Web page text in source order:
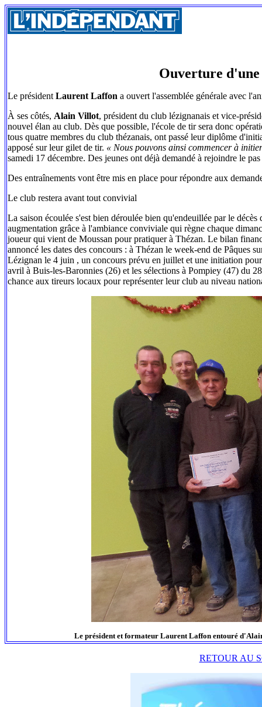
Ouverture
Le président Laurent Laffon a ouvert l'assemblée générale avec
À ses côtés, Alain Villot, président du club lézignanais et vice-
nouvel élan au club. Dès que possible, l'école de tir sera donc
tous quatre membres du club thézanais, ont passé leur diplôme
apposé sur leur gilet de tir. « Nous pouvons ainsi commencer à
samedi 17 décembre. Des jeunes ont déjà demandé à rejoindre le
Des entraînements vont être mis en place pour répondre aux
Le club restera avant tout convivial
La saison écoulée s'est bien déroulée bien qu'endeuillée par le décès
augmentation grâce à l'ambiance conviviale qui règne chaque
joueur qui vient de Moussan pour pratiquer à Thézan. Le bilan
annoncé les dates des concours : à Thézan le week-end de
Lézignan le 4 juin , un concours prévu en juillet et une initiation
avril à Buis-les-Baronnies (26) et les sélections à Pompiey (47) du
chance aux tireurs locaux pour représenter leur club au niveau
Le président et formateur Laurent Laffon entouré
RETOUR AU